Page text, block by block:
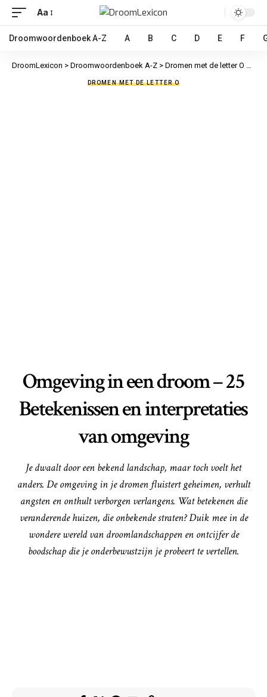
Aa
Droomwoordenboek A-Z A B C D E F
DroomLexicon > Droomwoordenboek A-Z > Dromen met de letter O
DROMEN MET DE LETTER O
Omgeving in een droom – 25
Betekenissen en interpretaties
van omgeving
Je dwaalt door een bekend landschap, maar toch voelt het
anders. De omgeving in je dromen fluistert geheimen, verhult
angsten en onthult verborgen verlangens. Wat betekenen die
veranderende huizen, die onbekende straten? Duik mee in de
wondere wereld van droomlandschappen en ontcijfer de
boodschap die je onderbewustzijn je probeert te vertellen.